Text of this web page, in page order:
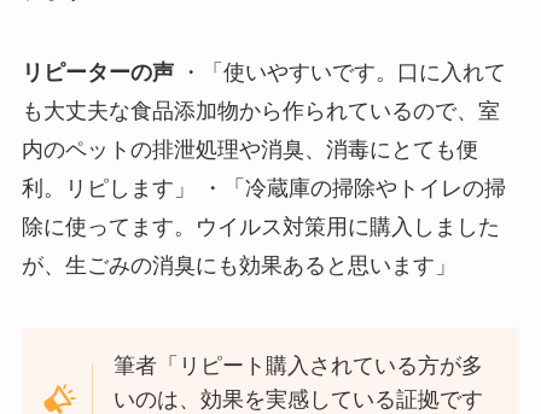
リピーターの声・「使いやすいです。口に入れて
も大丈夫な食品添加物から作られているので、室
内のペットの排泄処理や消臭、消毒にとても便
利。リピします」 ・「冷蔵庫の掃除やトイレの掃
除に使ってます。ウイルス対策用に購入しました
が、生ごみの消臭にも効果あると思います」
筆者「リピート購入されている方が多
いのは、効果を実感している証拠です